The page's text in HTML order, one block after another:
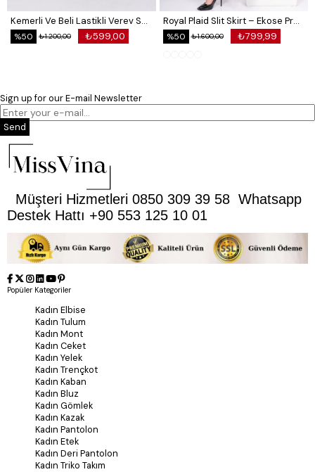
Kemerli Ve Beli Lastikli Verev Saten Etek 6791
₺599,00
₺1.200,00
%50
Royal Plaid Slit Skirt – Ekose Premium Long Skirt 6831
₺799,99
₺1.600,00
%50
Sign up for our E-mail Newsletter
Send
Müşteri Hizmetleri 0850 309 39 58 Whatsapp
Destek Hattı +90 553 125 10 01
Popüler Kategoriler
Kadın Elbise
Kadın Tulum
Kadın Mont
Kadın Ceket
Kadın Yelek
Kadın Trençkot
Kadın Kaban
Kadın Bluz
Kadın Gömlek
Kadın Kazak
Kadın Pantolon
Kadın Etek
Kadın Deri Pantolon
Kadın Triko Takım